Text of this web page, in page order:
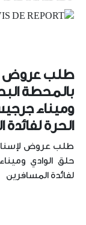
طلب عروض
بالمحطة
وميناء
الحرة
طلب عروض لإسناد
حلق الوادي
لفائدة المسافرين